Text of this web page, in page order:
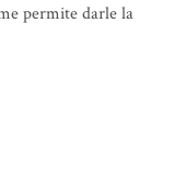
permite darle la